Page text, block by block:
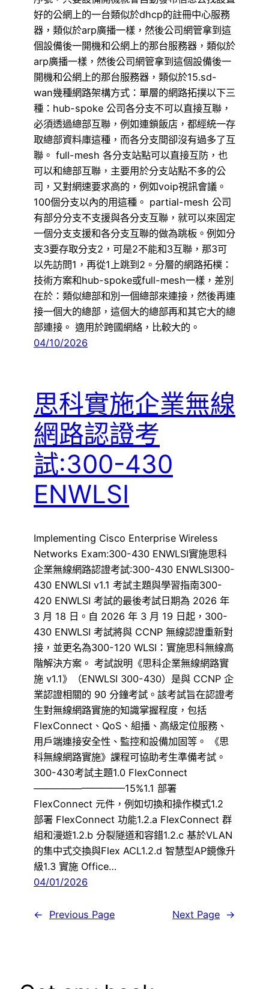
好的公網上的一台類似於dhcp的註冊中心服務
器，類似於arp廣播一樣，然後公司網管拿到這
個設備後一開機和公網上的那台服務器，類似於
arp廣播一樣，然後公司網管拿到這個設備後一
開機和公網上的那台服務器，類似於15.sd-
wan幾種網路架構方式：單層的網路拓撲以下三
種：hub-spoke 公司各分支不可以直接互聯，
必須透過總部互聯，例如連鎖飯店，都經統一存
取總部資料庫這種，而各分支間卻沒有過多了互
聯。 full-mesh 各分支站點可以直接互防，也
可以和總部互聯，主要用於分支站點不多的公
司，又對網速要求高的，例如voip視訊會議。
100個分支以內的用這種。 partial-mesh 公司
有部分分支不支援與各分支互聯，就可以來固定
一個分支支援和各分支互聯的做為跳板。例如分
支3要存取分支2，可是2不能和3互聯，那3可
以先訪問1，再從1上跳到2。分層的網路拓樸：
技術方案和hub-spoke或full-mesh一樣，差別
在於：類似總部和別一個總部來連接，然後再連
接一個大的總部，這個大的總部再和其它大的總
部連接。 適用於跨國網絡，比較大的。
04/10/2026
思科實施企業無線
網路認證考
試:300-430
ENWLSI
Implementing Cisco Enterprise Wireless
Networks Exam:300-430 ENWLSI實施思科
企業無線網路認證考試:300-430 ENWLSI300-
430 ENWLSI v1.1 考試主題與學習指南300-
420 ENWLSI 考試的最後考試日期為 2026 年
3 月 18 日。自 2026 年 3 月 19 日起，300-
430 ENWLSI 考試將與 CCNP 無線認證重新對
接，並更名為300-120 WLSI：實施思科無線高
階解決方案。 考試說明《思科企業無線網路實
施 v1.1》（ENWLSI 300-430）是與 CCNP 企
業認證相關的 90 分鐘考試。該考試旨在認證考
生對無線網路實施的知識掌握程度，包括
FlexConnect、QoS、組播、高級定位服務、
用戶端連接安全性、監控和設備加固等。 《思
科無線網路實施》課程可協助考生準備考試。
300-430考試主題1.0 FlexConnect
—————————–15%1.1 部署
FlexConnect 元件，例如切換和操作模式1.2
部署 FlexConnect 功能1.2.a FlexConnect 群
組和漫遊1.2.b 分裂隧道和容錯1.2.c 基於VLAN
的集中式交換與Flex ACL1.2.d 智慧型AP鏡像升
級1.3 實施 Office…
04/01/2026
← Previous Page Next Page →